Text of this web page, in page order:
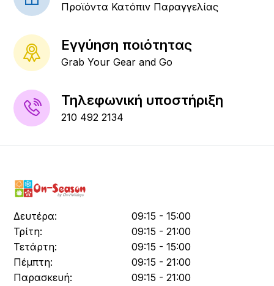
Προϊόντα Κατόπιν Παραγγελίας
Εγγύηση ποιότητας
Grab Your Gear and Go
Τηλεφωνική υποστήριξη
210 492 2134
Δευτέρα:
09:15 - 15:00
Τρίτη:
09:15 - 21:00
Τετάρτη:
09:15 - 15:00
Πέμπτη:
09:15 - 21:00
Παρασκευή:
09:15 - 21:00